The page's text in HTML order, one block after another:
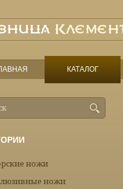
КАТАЛОГ
ножи
ножи